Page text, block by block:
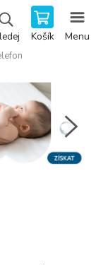
Košík Menu